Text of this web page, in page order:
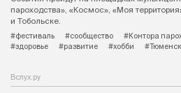
пароходства», «Космос», «Моя
и Тобольске.
#фестиваль
#сообщество #Контора
#здоровье
#развитие #хобби
Вслух.ру